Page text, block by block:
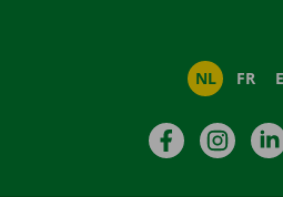
NL FR
Facebook